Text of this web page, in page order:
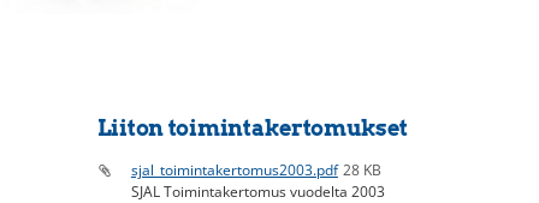
Liiton toimintakertomukset
sjal_toimintakertomus2003.pdf 28 KB
SJAL Toimintakertomus vuodelta 2003